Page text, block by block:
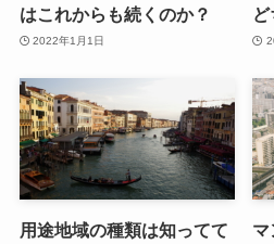
はこれからも続くのか？
2022年1月1日
用途地域の種類は知ってて
マ